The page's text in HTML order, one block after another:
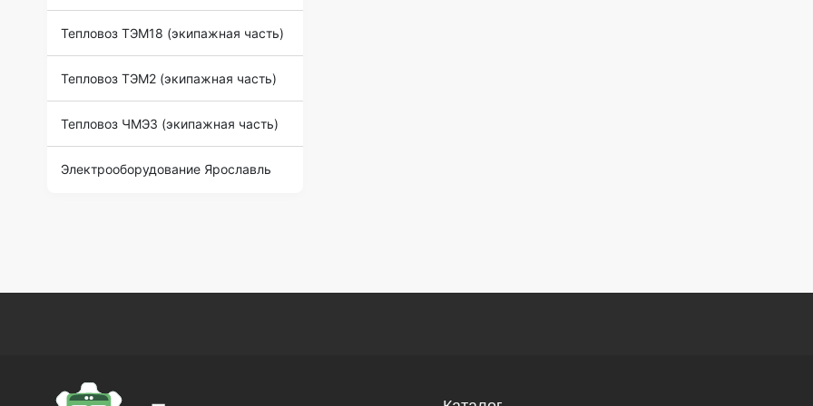
Тепловоз ТЭМ18 (экипажная часть)
Тепловоз ТЭМ2 (экипажная часть)
Тепловоз ЧМЭ3 (экипажная часть)
Электрооборудование Ярославль